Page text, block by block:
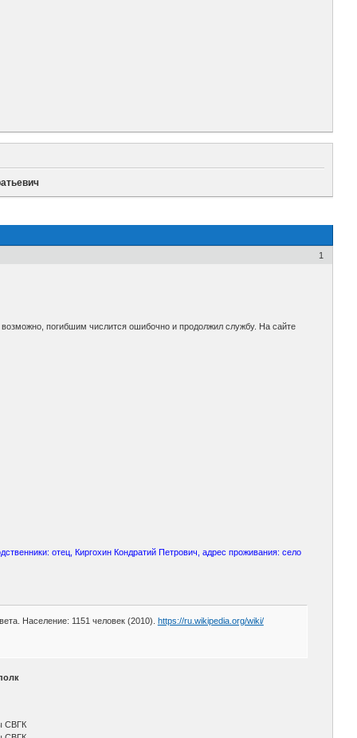
1
погибшим числится ошибочно и продолжил службу. На сайте
отец, Киргохин Кондратий Петрович, адрес проживания: село
Население: 1151 человек (2010). https://ru.wikipedia.org/wiki/
СВГК